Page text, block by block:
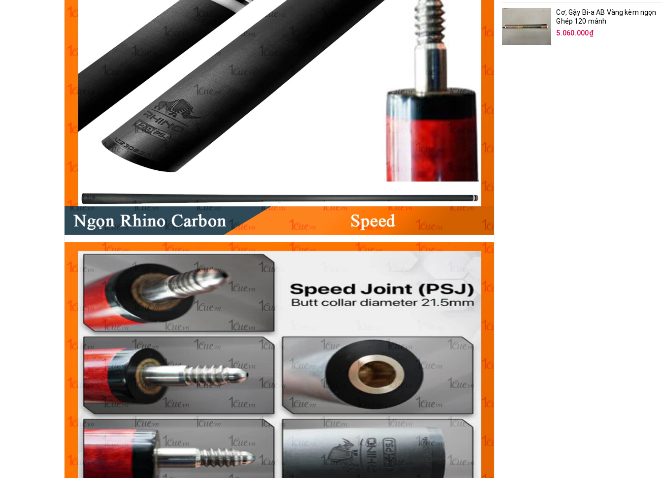
Cơ, Gậy Bi-a AB Vàng kèm ngọn
Ghép 120 mảnh
5.060.000₫